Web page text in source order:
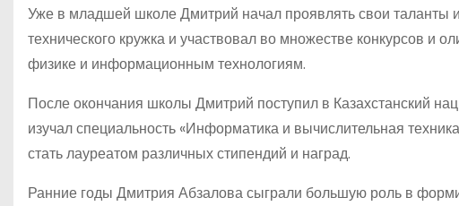
Уже в младшей школе Дмитрий начал проявлять свои таланты
технического кружка и участвовал во множестве конкурсов и
физике и информационным технологиям.
После окончания школы Дмитрий поступил в Казахстанский
изучал специальность «Информатика и вычислительная
стать лауреатом различных стипендий и наград.
Ранние годы Дмитрия Абзалова сыграли большую роль в